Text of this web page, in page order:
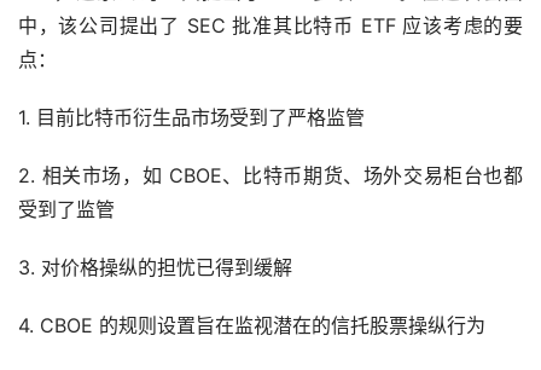
中，该公司提出了 SEC 批准其比特币 ETF 应该考虑的要
点：
1. 目前比特币衍生品市场受到了严格监管
2. 相关市场，如 CBOE、比特币期货、场外交易柜台也都
受到了监管
3. 对价格操纵的担忧已得到缓解
4. CBOE 的规则设置旨在监视潜在的信托股票操纵行为